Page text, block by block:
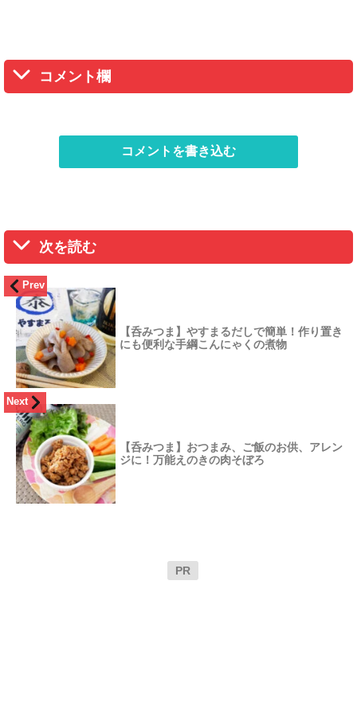
コメント欄
コメントを書き込む
次を読む
Prev
【呑みつま】やすまるだしで簡単！作り置き
にも便利な手綱こんにゃくの煮物
Next
【呑みつま】おつまみ、ご飯のお供、アレン
ジに！万能えのきの肉そぼろ
PR